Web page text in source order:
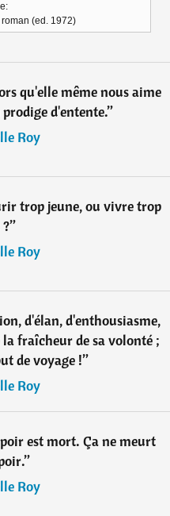
(ed. 1972)
qu'elle même nous aime
d'entente.”
Roy
trop jeune, ou vivre trop
”
Roy
d'élan, d'enthousiasme,
fraîcheur de sa volonté ;
de voyage !”
Roy
est mort. Ça ne meurt
”
Roy